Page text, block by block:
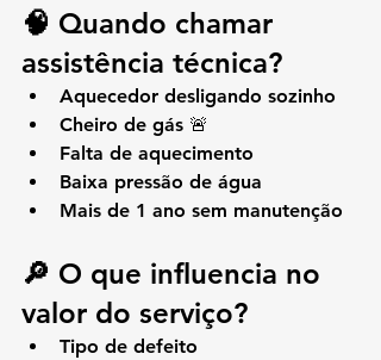
🧠 Quando chamar
assistência técnica?
Aquecedor desligando sozinho
Cheiro de gás 🚨
Falta de aquecimento
Baixa pressão de água
Mais de 1 ano sem manutenção
🔎 O que influencia no
valor do serviço?
Tipo de defeito